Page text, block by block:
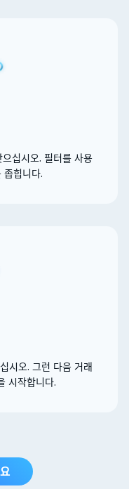
십시오. 필터를 사용
좁힙니다.
시오. 그런 다음 거래
시작합니다.